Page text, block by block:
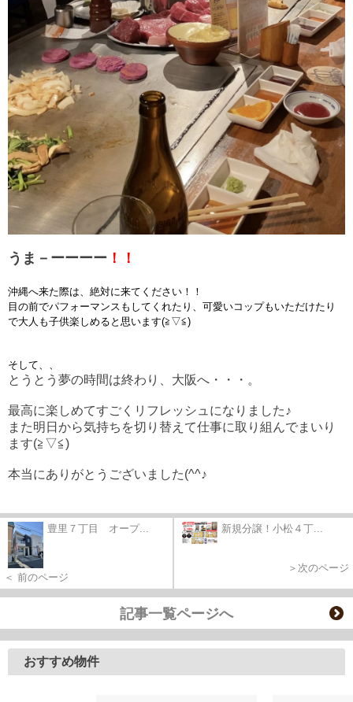
うま－ーーーー ！！
沖縄へ来た際は、絶対に来てください！！
目の前でパフォーマンスもしてくれたり、可愛いコップもいただけたり
で大人も子供楽しめると思います(≧▽≦)
そして、、
とうとう夢の時間は終わり、大阪へ・・・。
最高に楽しめてすごくリフレッシュになりました♪
また明日から気持ちを切り替えて仕事に取り組んでまいり
ます(≧▽≦)
本当にありがとうございました(^^♪
豊里７丁目 オープ...
＜ 前のページ
新規分譲！小松４丁...
＞次のページ
記事一覧ページへ
おすすめ物件